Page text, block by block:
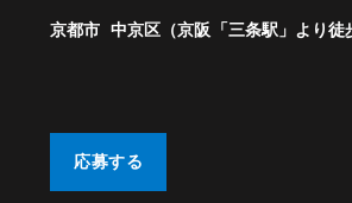
京都市 中京区（京阪「三条駅」より徒
応募する